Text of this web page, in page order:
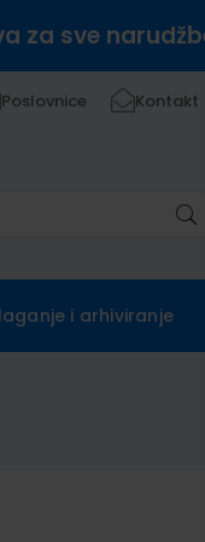
za sve
Poslovnice Kontakt
i arhiviranje